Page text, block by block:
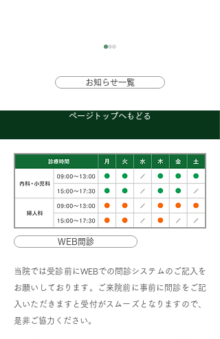
ました！
か
な
ル
し
ん
注
お知らせ一覧
ページトップへもどる
WEB問診
当院では受診前にWEBでの問診システムのご記入を
お願いしております。ご来院前に事前に問診をご記
入いただきますと受付がスムーズとなりますので、
是非ご協力ください。